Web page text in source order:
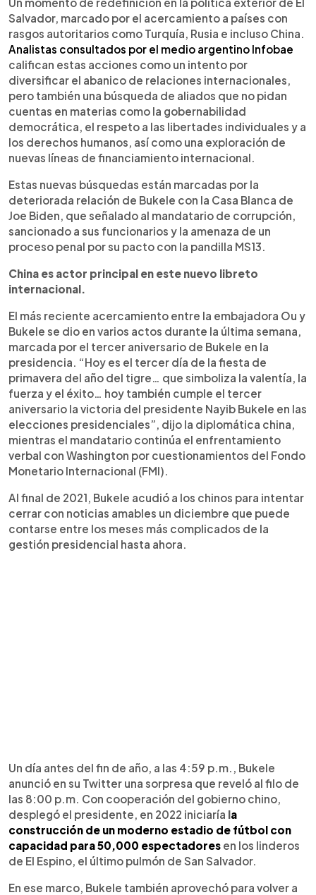
Salvador, marcado por el acercamiento a países con
rasgos autoritarios como Turquía, Rusia e incluso China.
Analistas consultados por el medio argentino Infobae
califican estas acciones como un intento por
diversificar el abanico de relaciones internacionales,
pero también una búsqueda de aliados que no pidan
cuentas en materias como la gobernabilidad
democrática, el respeto a las libertades individuales y a
los derechos humanos, así como una exploración de
nuevas líneas de financiamiento internacional.
Estas nuevas búsquedas están marcadas por la
deteriorada relación de Bukele con la Casa Blanca de
Joe Biden, que señalado al mandatario de corrupción,
sancionado a sus funcionarios y la amenaza de un
proceso penal por su pacto con la pandilla MS13.
China es actor principal en este nuevo libreto
internacional.
El más reciente acercamiento entre la embajadora Ou y
Bukele se dio en varios actos durante la última semana,
marcada por el tercer aniversario de Bukele en la
presidencia. “Hoy es el tercer día de la fiesta de
primavera del año del tigre… que simboliza la valentía, la
fuerza y el éxito… hoy también cumple el tercer
aniversario la victoria del presidente Nayib Bukele en las
elecciones presidenciales”, dijo la diplomática china,
mientras el mandatario continúa el enfrentamiento
verbal con Washington por cuestionamientos del Fondo
Monetario Internacional (FMI).
Al final de 2021, Bukele acudió a los chinos para intentar
cerrar con noticias amables un diciembre que puede
contarse entre los meses más complicados de la
gestión presidencial hasta ahora.
Un día antes del fin de año, a las 4:59 p.m., Bukele
anunció en su Twitter una sorpresa que reveló al filo de
las 8:00 p.m. Con cooperación del gobierno chino,
desplegó el presidente, en 2022 iniciaría la
construcción de un moderno estadio de fútbol con
capacidad para 50,000 espectadores en los linderos
de El Espino, el último pulmón de San Salvador.
En ese marco, Bukele también aprovechó para volver a